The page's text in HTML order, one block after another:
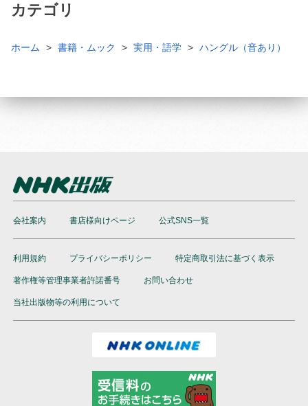
カテゴリ
ホーム 書籍・ムック 実用・語学 ハングル（音あり）
会社案内 書店様向けページ 公式SNS一覧
利用規約 プライバシーポリシー 特定商取引法に基づく表示
著作権等管理事業者許諾番号 お問い合わせ
当社出版物等の利用について